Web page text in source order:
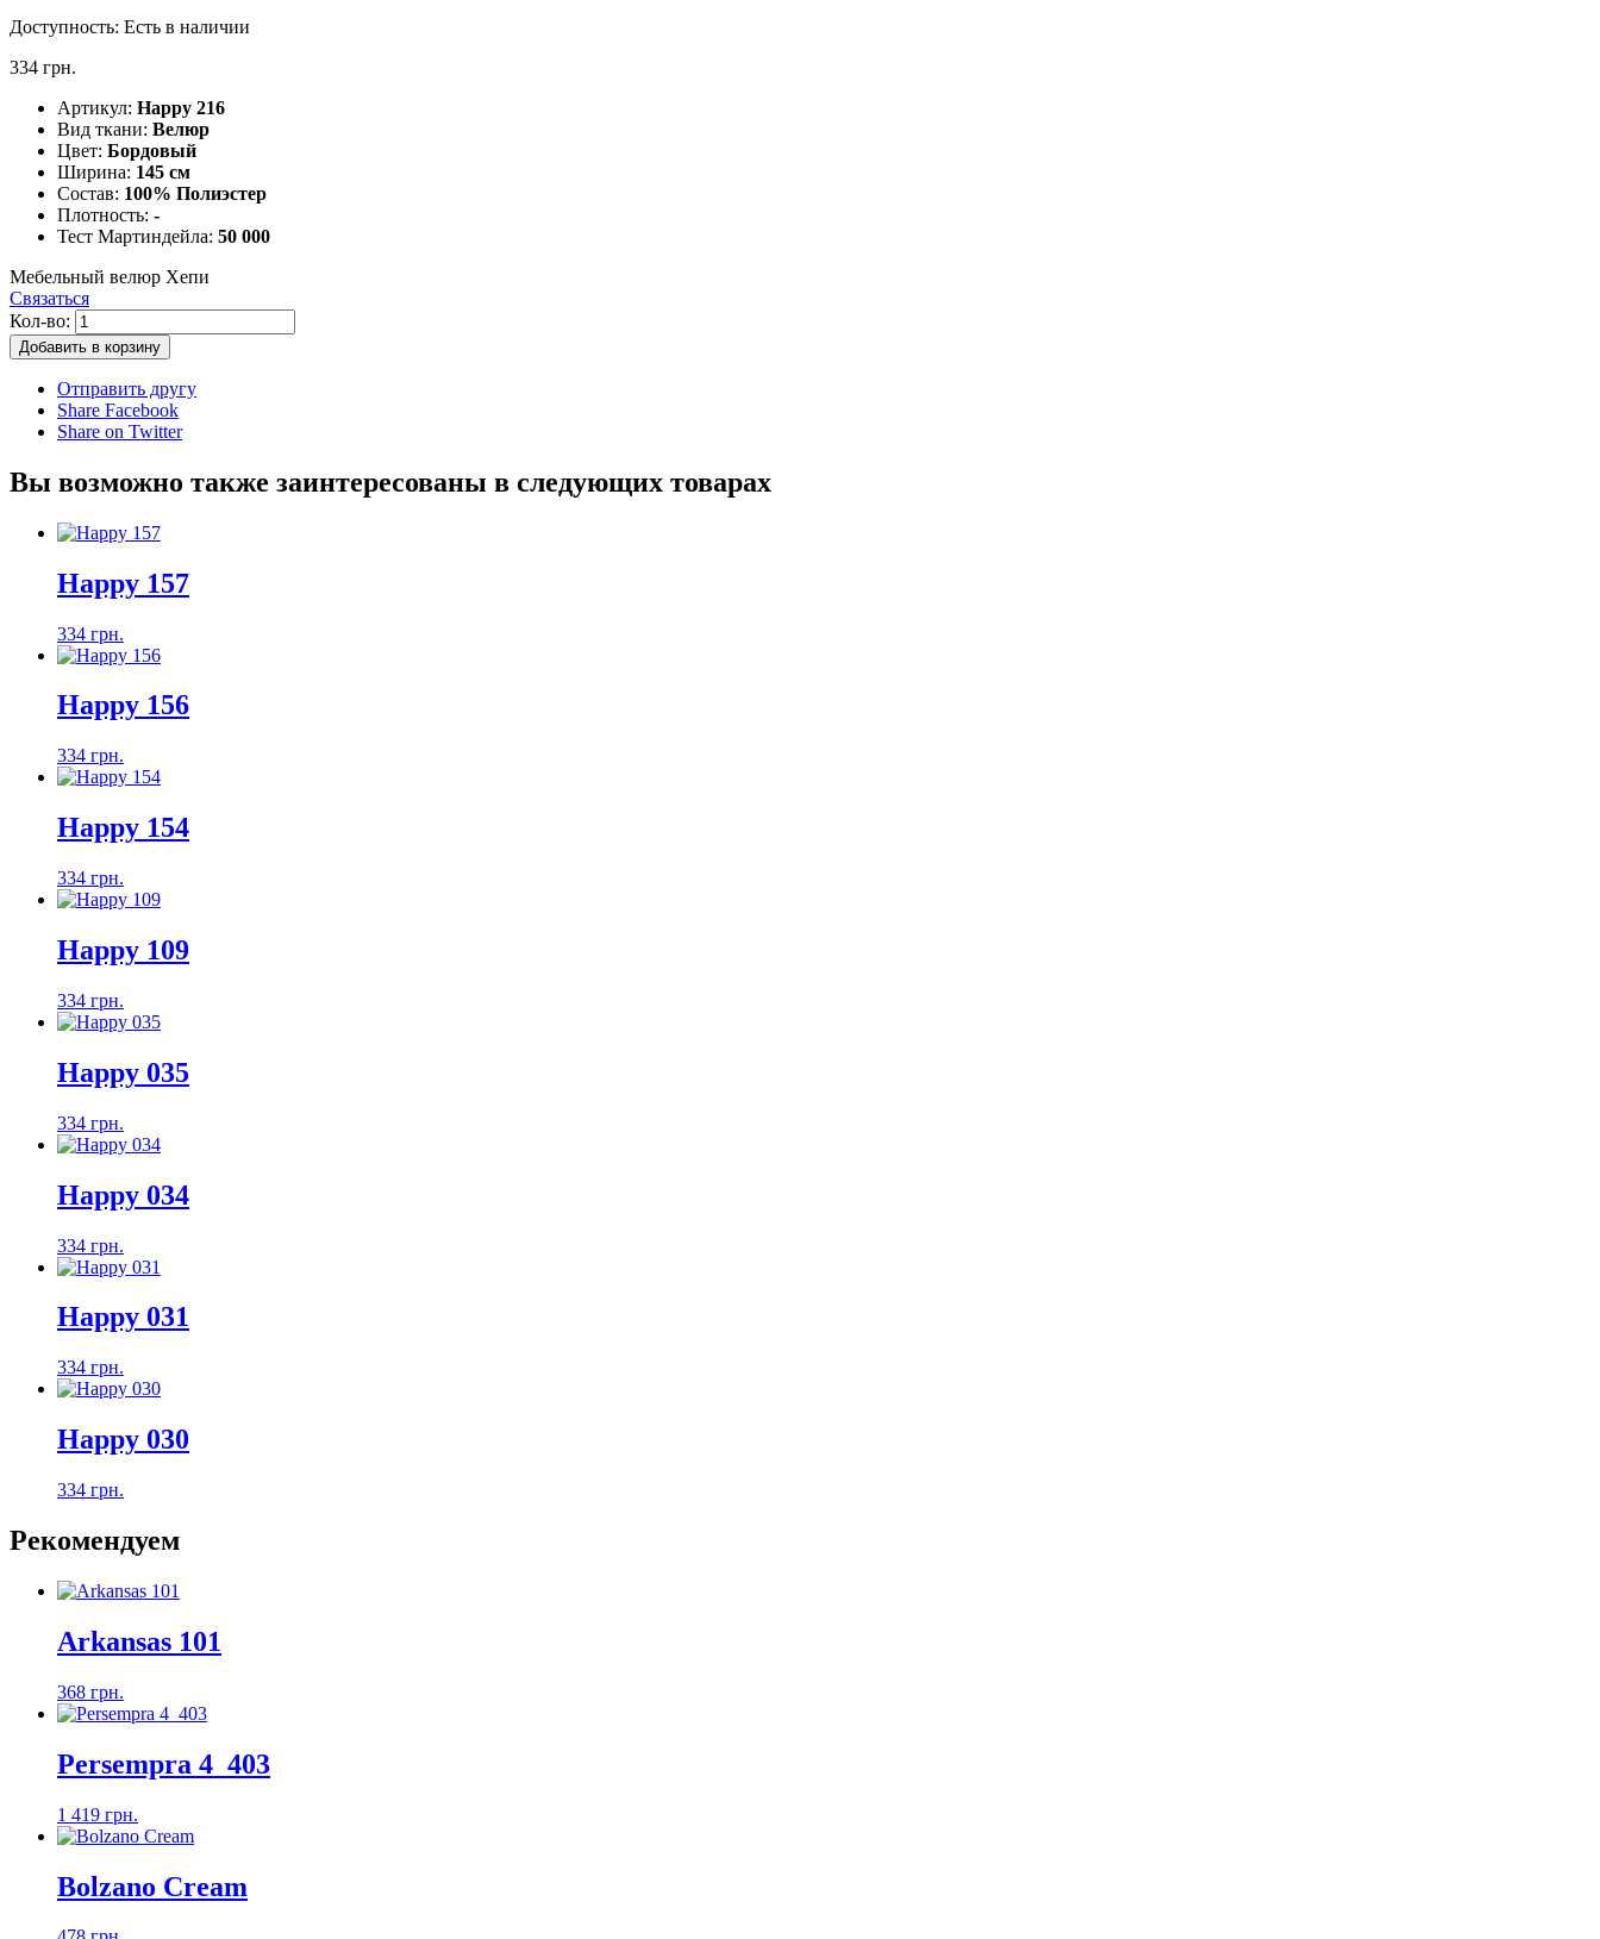
Доступность: Есть в наличии
334 грн.
Артикул: Happy 216
Вид ткани: Велюр
Цвет: Бордовый
Ширина: 145 см
Состав: 100% Полиэстер
Плотность: -
Тест Мартиндейла: 50 000
Мебельный велюр Хепи
Связаться
Кол-во:
Добавить в корзину
Отправить другу
Share Facebook
Share on Twitter
Вы возможно также заинтересованы в следующих товарах
Happy 157
334 грн.
Happy 156
334 грн.
Happy 154
334 грн.
Happy 109
334 грн.
Happy 035
334 грн.
Happy 034
334 грн.
Happy 031
334 грн.
Happy 030
334 грн.
Рекомендуем
Arkansas 101
368 грн.
Persempra 4_403
1 419 грн.
Bolzano Cream